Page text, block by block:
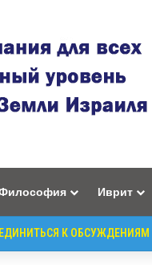
Иврит
К ОБСУЖДЕНИЯМ